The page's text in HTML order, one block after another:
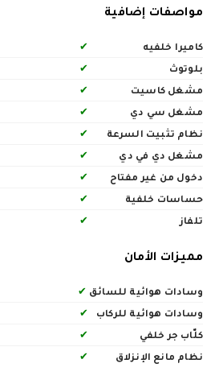
مواصفات إضافية
كاميرا خلفيه
✔
بلوتوث
✔
مشغل كاسيت
✔
مشغل سي دي
✔
نظام تثبيت السرعة
✔
مشغل دي في دي
✔
دخول من غير مفتاح
✔
حساسات خلفية
✔
تلفاز
✔
مميزات الأمان
وسادات هوائية للسائق ✔
وسادات هوائية للركاب
✔
كلّاب جر خلفي
✔
نظام مانع الإنزلاق
✔